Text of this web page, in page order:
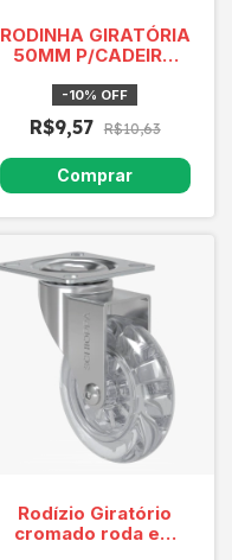
RODINHA GIRATÓRIA
50MM P/CADEIRA
30KG 8832
-10% OFF
R$9,57 R$10,63
Rodízio Giratório
cromado roda em